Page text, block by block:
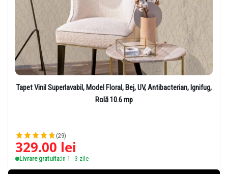
Tapet Vinil Superlavabil, Model Floral, Bej, UV, Antibacterian, Ignifug,
Rolă 10.6 mp
(29)
329.00 lei
Livrare gratuita:in 1 - 3 zile